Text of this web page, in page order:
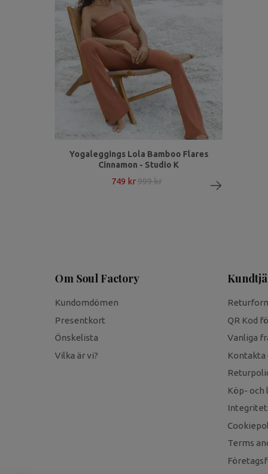
Yogaleggings Lola Bamboo Flares
Cinnamon - Studio K
749 kr 999 kr
Om Soul Factory
Kundomdömen
Presentkort
Önskelista
Vilka är vi?
QR Kod
Vanliga
Kontakta
Köp- och
Terms